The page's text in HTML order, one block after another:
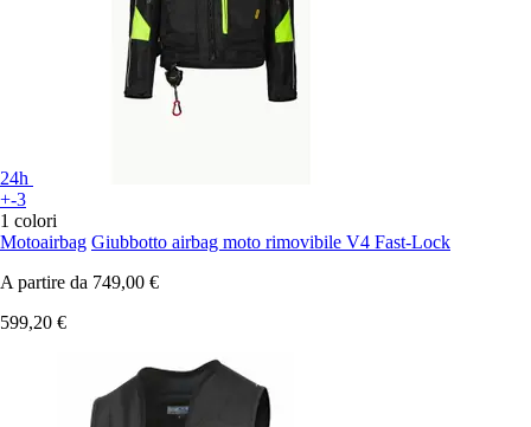
24h
+-3
1 colori
Motoairbag Giubbotto airbag moto rimovibile V4 Fast-Lock
A partire da 749,00 €
599,20 €